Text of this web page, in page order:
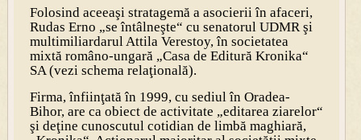
Folosind aceeaşi stratagemă a asocierii în afaceri,
Rudas Erno „se întâlneşte“ cu senatorul UDMR şi
multimiliardarul Attila Verestoy, în societatea
mixtă româno-ungară „Casa de Editură Kronika“
SA (vezi schema relaţională).
Firma, înfiinţată în 1999, cu sediul în Oradea-
Bihor, are ca obiect de activitate „editarea ziarelor“
şi deţine cunoscutul cotidian de limbă maghiară,